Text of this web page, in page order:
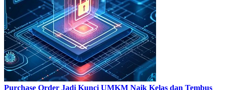
Purchase Order Jadi Kunci UMKM Naik Kelas dan Tembus